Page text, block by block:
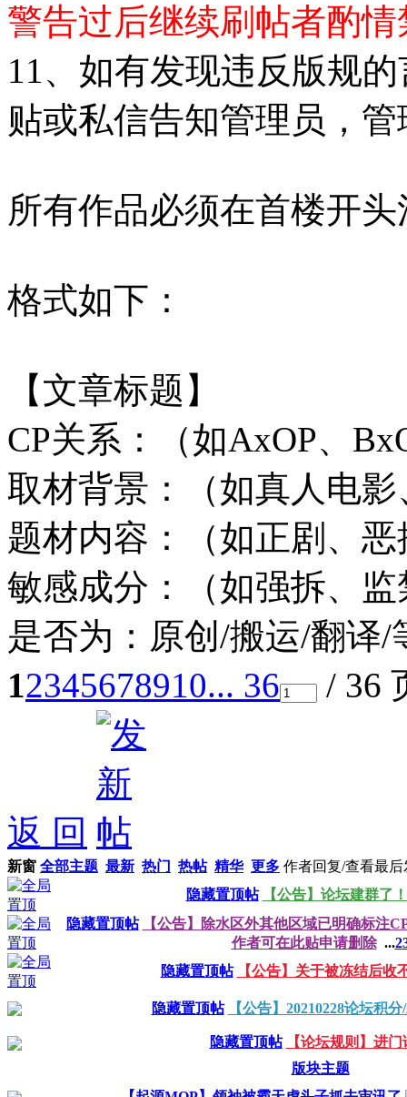
警告过后继续刷帖者酌
11、如有发现违反版规
贴或私信告知管理员，
所有作品必须在首楼开
格式如下：
【文章标题】
CP关系：（如AxOP、
取材背景：（如真人电
题材内容：（如正剧、
敏感成分：（如强拆、
是否为：原创/搬运/翻译/
12345678910... 36 / 36
返 回
新窗 全部主题 最新 热门 热帖 精华 更多 作者回复/查看最后
隐藏置顶帖
【公告】论坛建群了！
隐藏置顶帖
【公告】除水区外其他区域已明确标注
作者可在此贴申请删除 ...2
隐藏置顶帖
【公告】关于被冻结后收
隐藏置顶帖 【公告】20210228论坛积
隐藏置顶帖
【论坛规则】进门
版块主题